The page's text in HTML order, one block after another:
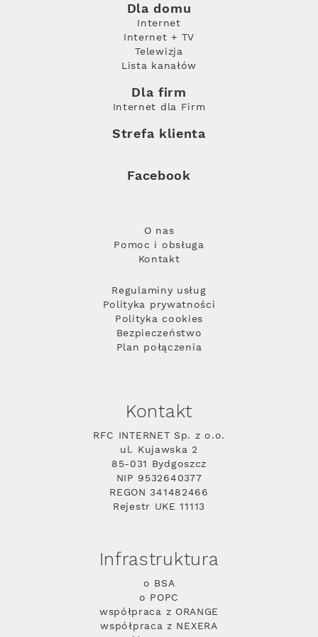
Dla domu
Internet
Internet + TV
Telewizja
Lista kanałów
Dla firm
Internet dla Firm
Strefa klienta
Facebook
O nas
Pomoc i obsługa
Kontakt
Regulaminy usług
Polityka prywatności
Polityka cookies
Bezpieczeństwo
Plan połączenia
Kontakt
RFC INTERNET Sp. z o.o.
ul. Kujawska 2
85-031 Bydgoszcz
NIP 9532640377
REGON 341482466
Rejestr UKE 11113
Infrastruktura
o BSA
o POPC
współpraca z ORANGE
współpraca z NEXERA